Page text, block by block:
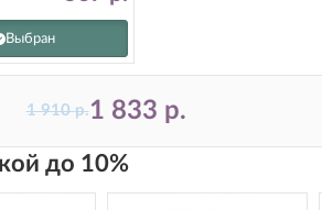
Выбран
1 833 р.
1 910р.
до 10%